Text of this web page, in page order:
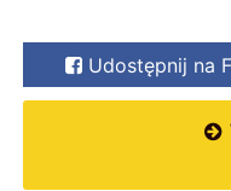
Udostępnij na